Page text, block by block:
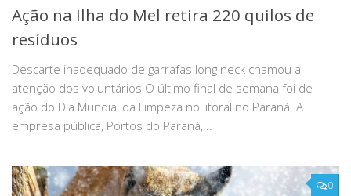
Ação na Ilha do Mel retira 220 quilos de
resíduos
Descarte inadequado de garrafas long neck chamou a
atenção dos voluntários O último final de semana foi de
ação do Dia Mundial da Limpeza no litoral no Paraná. A
empresa pública, Portos do Paraná,...
0